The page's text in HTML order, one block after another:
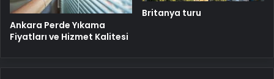
Ankara Perde Yıkama
Fiyatları ve Hizmet Kalitesi
Britanya turu